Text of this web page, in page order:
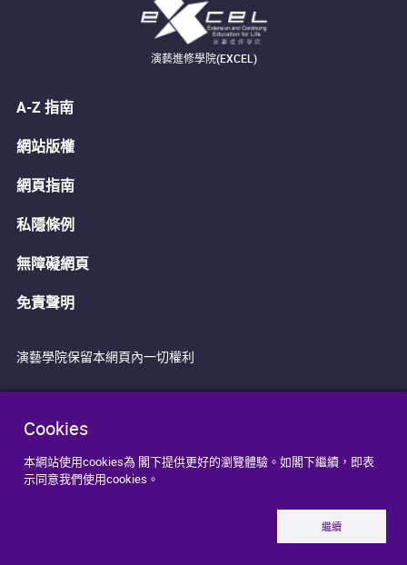
Cookies
本網站使用cookies為 閣下提供更好的瀏覽體驗。如閣下繼續，即表
示同意我們使用cookies。
繼續
演藝進修學院(EXCEL)
A-Z 指南
網站版權
網頁指南
私隱條例
無障礙網頁
免責聲明
演藝學院保留本網頁內一切權利